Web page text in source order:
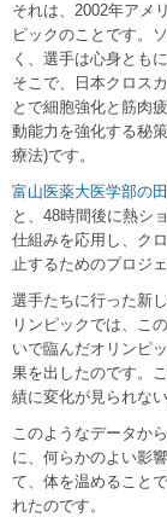
それは、2002年アメ
ピックのことです。
く、選手は心身とも
そこで、日本クロス
とで細胞強化と筋肉
動能力を強化する秘
療法)です。
富山医薬大医学部の
と、48時間後に熱シ
仕組みを応用し、ク
止するためのプロジ
選手たちに行った新
リンピックでは、こ
いで臨んだオリンピ
果を出したのです。
績に変化が見られな
このようなデータから
に、何らかのよい影
て、体を温めること
れたのです。